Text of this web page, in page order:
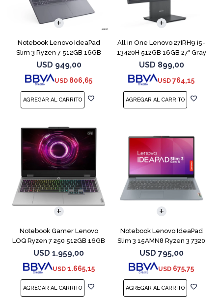
Notebook Lenovo IdeaPad
Slim 3 Ryzen 7 512GB 16GB
15.3 Touch
USD 949,00
USD 806,65
All in One Lenovo 27IRH9 i5-
13420H 512GB 16GB 27" Gray
USD 899,00
USD 764,15
Notebook Gamer Lenovo
LOQ Ryzen 7 250 512GB 16GB
RTX 5060
USD 1.959,00
USD 1.665,15
COMPARAR
Notebook Lenovo IdeaPad
Slim 3 15AMN8 Ryzen 3 7320
512GB 8GB
USD 795,00
USD 675,75